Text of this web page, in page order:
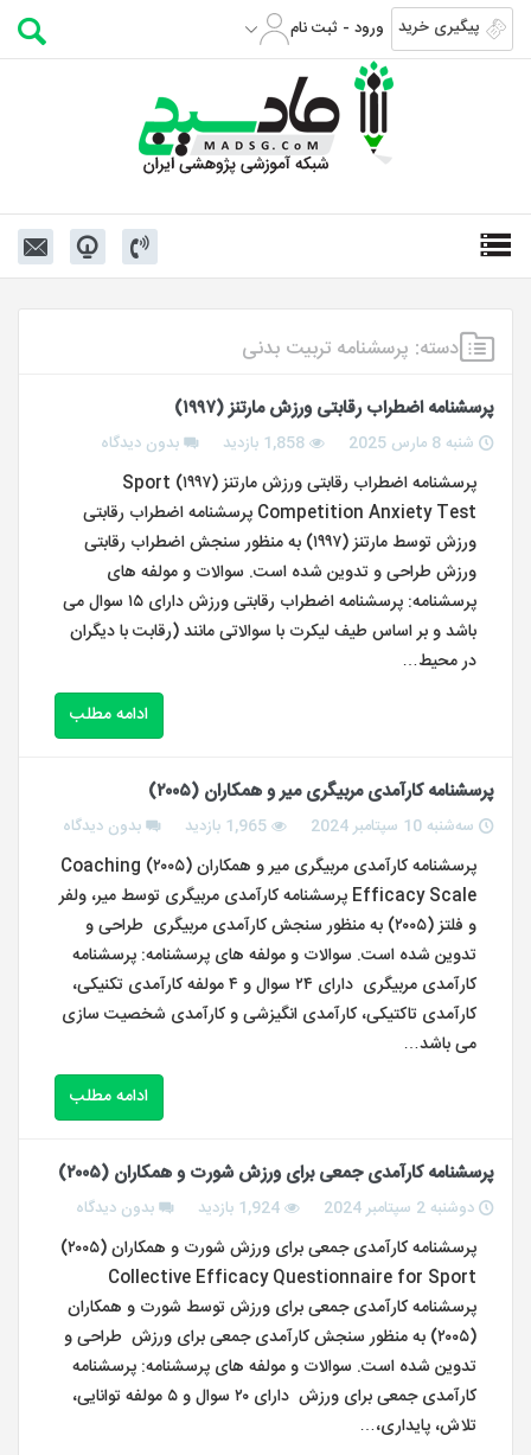
پیگیری خرید ورود - ثبت نام
دسته: پرسشنامه تربیت بدنی
پرسشنامه اضطراب رقابتی ورزش مارتنز (۱۹۹۷)
شنبه 8 مارس 2025 1,858 بازدید بدون دیدگاه
پرسشنامه اضطراب رقابتی ورزش مارتنز (۱۹۹۷) Sport
Competition Anxiety Test پرسشنامه اضطراب رقابتی
ورزش توسط مارتنز (۱۹۹۷) به منظور سنجش اضطراب رقابتی
ورزش طراحی و تدوین شده است. سوالات و مولفه های
پرسشنامه: پرسشنامه اضطراب رقابتی ورزش دارای ۱۵ سوال می
باشد و بر اساس طیف لیکرت با سوالاتی مانند (رقابت با دیگران
در محیط…
ادامه مطلب
پرسشنامه کارآمدی مربیگری میر و همکاران (۲۰۰۵)
سه‌شنبه 10 سپتامبر 2024 1,965 بازدید بدون دیدگاه
پرسشنامه کارآمدی مربیگری میر و همکاران (۲۰۰۵) Coaching
Efficacy Scale پرسشنامه کارآمدی مربیگری توسط میر، ولفر
و فلتز (۲۰۰۵) به منظور سنجش کارآمدی مربیگری طراحی و
تدوین شده است. سوالات و مولفه های پرسشنامه: پرسشنامه
کارآمدی مربیگری دارای ۲۴ سوال و ۴ مولفه کارآمدی تکنیکی،
کارآمدی تاکتیکی، کارآمدی انگیزشی و کارآمدی شخصیت سازی
می باشد…
ادامه مطلب
پرسشنامه کارآمدی جمعی برای ورزش شورت و همکاران (۲۰۰۵)
دوشنبه 2 سپتامبر 2024 1,924 بازدید بدون دیدگاه
پرسشنامه کارآمدی جمعی برای ورزش شورت و همکاران (۲۰۰۵)
Collective Efficacy Questionnaire for Sport
پرسشنامه کارآمدی جمعی برای ورزش توسط شورت و همکاران
(۲۰۰۵) به منظور سنجش کارآمدی جمعی برای ورزش طراحی و
تدوین شده است. سوالات و مولفه های پرسشنامه: پرسشنامه
کارآمدی جمعی برای ورزش دارای ۲۰ سوال و ۵ مولفه توانایی،
تلاش، پایداری،…